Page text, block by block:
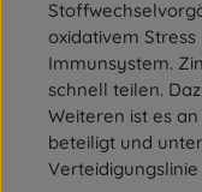
oxidativem
Immunsystem.
schnell teilen.
Weiteren ist es
beteiligt und